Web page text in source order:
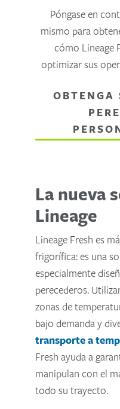
Póngase en
mismo para
cómo Lineage
optimizar sus
OBTENGA
La nueva
Lineage
Lineage Fresh es
frigorífica: es una
especialmente
perecederos.
zonas de
bajo demanda y
transporte a
Fresh ayuda a
manipulan con el
todo su trayecto.